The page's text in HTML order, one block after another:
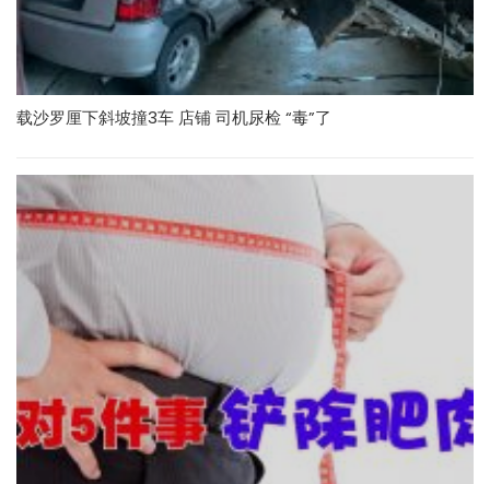
载沙罗厘下斜坡撞3车 店铺 司机尿检 “毒”了